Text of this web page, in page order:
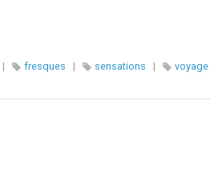
| fresques | sensations | voyage